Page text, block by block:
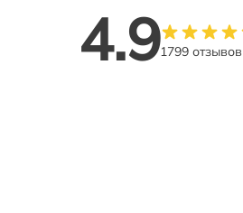
4.91799 отзывов